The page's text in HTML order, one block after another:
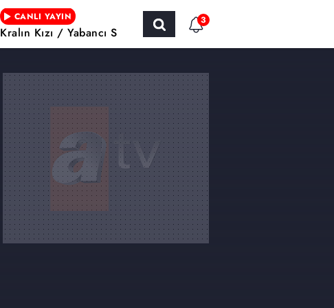
CANLI YAYIN
Kralın Kızı / Yabancı Sinema
3